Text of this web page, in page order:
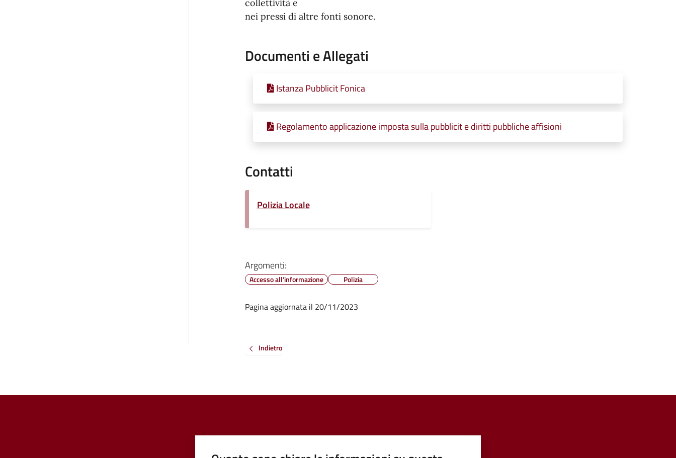
collettività e
nei pressi di altre fonti sonore.
Documenti e Allegati
Istanza Pubblicit Fonica
Regolamento applicazione imposta sulla pubblicit e diritti pubbliche affisioni
Contatti
Polizia Locale
Argomenti:
Accesso all'informazione Polizia
Pagina aggiornata il 20/11/2023
Indietro